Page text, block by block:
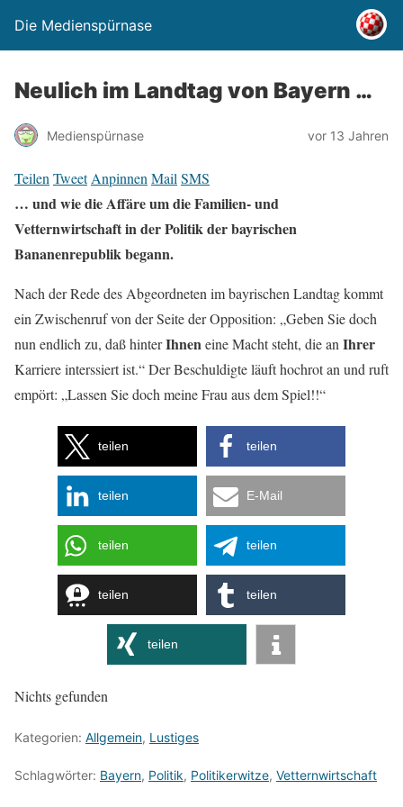
Die Medienspürnase
Neulich im Landtag von Bayern …
Medienspürnase vor 13 Jahren
Teilen Tweet Anpinnen Mail SMS
… und wie die Affäre um die Familien- und
Vetternwirtschaft in der Politik der bayrischen
Bananenrepublik begann.
Nach der Rede des Abgeordneten im bayrischen Landtag kommt
ein Zwischenruf von der Seite der Opposition: „Geben Sie doch
nun endlich zu, daß hinterIhneneine Macht steht, die an Ihrer
Karriere interssiert ist.“ Der Beschuldigte läuft hochrot an und ruft
empört: „Lassen Sie doch meine Frau aus dem Spiel!!“
teilen teilen
teilen E-Mail
teilen teilen
teilen teilen
teilen
Nichts gefunden
Kategorien: Allgemein, Lustiges
Schlagwörter: Bayern, Politik, Politikerwitze, Vetternwirtschaft